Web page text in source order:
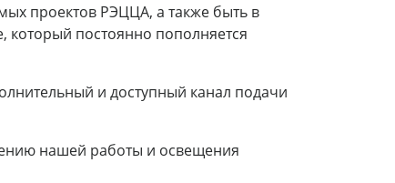
проектов РЭЦЦА, а также быть в
который постоянно пополняется
и доступный канал подачи
нашей работы и освещения